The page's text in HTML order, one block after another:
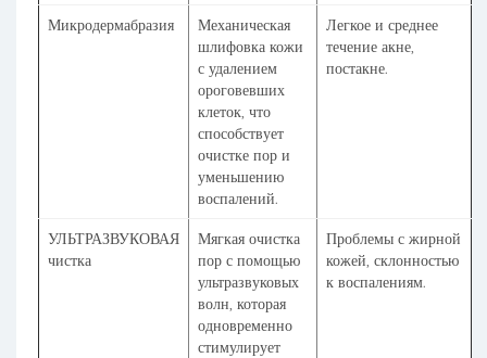
Микродермабразия
Механическая
шлифовка кожи
с удалением
ороговевших
клеток, что
способствует
очистке пор и
уменьшению
воспалений.
Легкое и среднее
течение акне,
постакне.
УЛЬТРАЗВУКОВАЯ
чистка
Мягкая очистка
пор с помощью
ультразвуковых
волн, которая
одновременно
стимулирует
Проблемы с жирной
кожей, склонностью
к воспалениям.